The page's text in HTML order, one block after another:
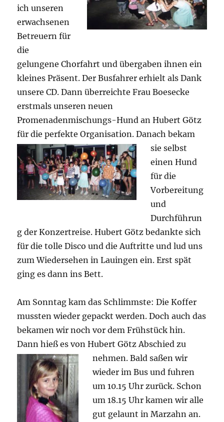
ich unseren
erwachsenen
Betreuern für
die
gelungene Chorfahrt und übergaben ihnen ein
kleines Präsent. Der Busfahrer erhielt als Dank
unsere CD. Dann überreichte Frau Boesecke
erstmals unseren neuen
Promenadenmischungs-Hund an Hubert Götz
für die perfekte Organisation.Danach bekam
sie selbst
einen Hund
für die
Vorbereitung
und
Durchführun
g der Konzertreise. Hubert Götz bedankte sich
für die tolle Disco und die Auftritte und lud uns
zum Wiedersehen in Lauingen ein. Erst spät
ging es dann ins Bett.
Am Sonntag kam das Schlimmste: Die Koffer
mussten wieder gepackt werden. Doch auch das
bekamen wir noch vor dem Frühstück hin.
Dann hieß es von Hubert Götz Abschied zu
nehmen. Bald saßen wir
wieder im Bus und fuhren
um 10.15 Uhr zurück. Schon
um 18.15 Uhr kamen wir alle
gut gelaunt in Marzahn an.